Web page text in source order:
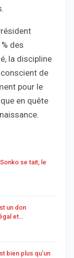
des
la discipline
de
pour le
en quête
se tait, le
un don
et…
bien plus qu’un